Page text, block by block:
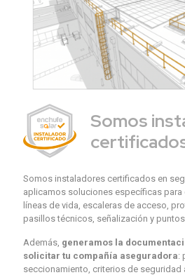
Somos
Somos instaladores certificados en
aplicamos soluciones específicas para
líneas de vida, escaleras de acceso,
pasillos técnicos, señalización y
Además, generamos la
solicitar tu compañía aseguradora:
seccionamiento, criterios de seguridad